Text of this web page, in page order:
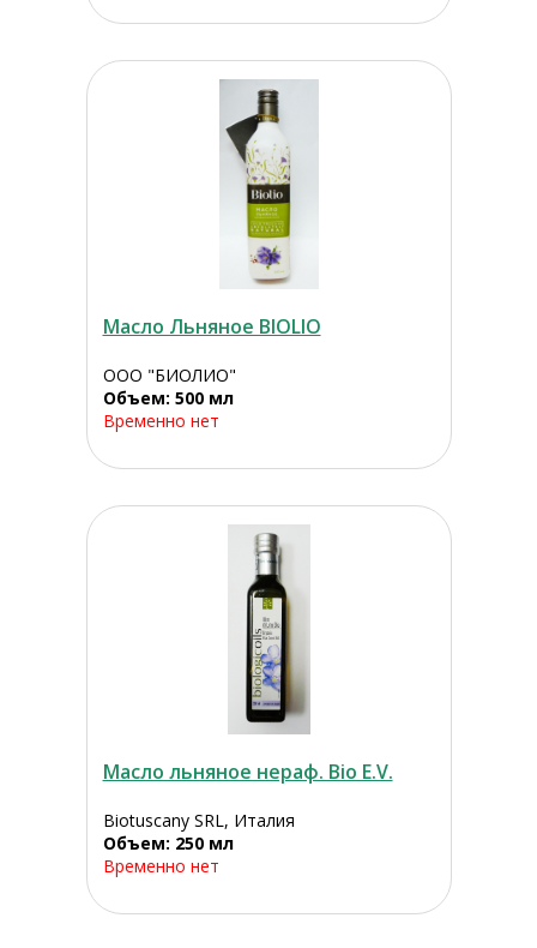
Масло Льняное BIOLIO
ООО "БИОЛИО"
Объем: 500 мл
Временно нет
Масло льняное нераф. Bio E.V.
Biotuscany SRL, Италия
Объем: 250 мл
Временно нет